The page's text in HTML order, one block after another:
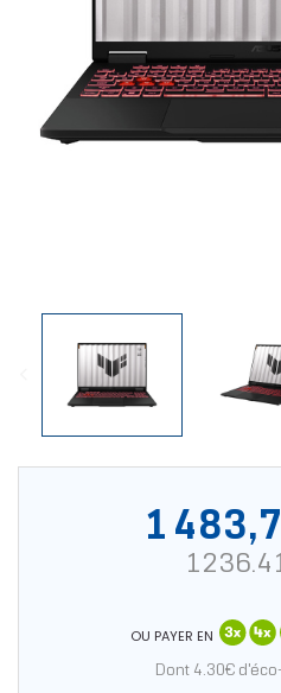
1
OU PAYER EN
Dont 4.30€